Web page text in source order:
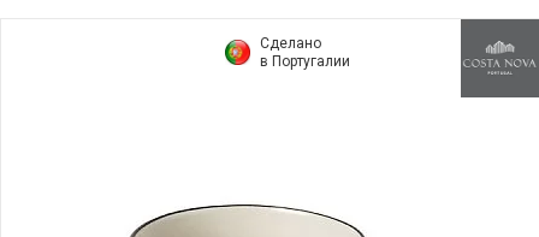
Сделано
в Португалии